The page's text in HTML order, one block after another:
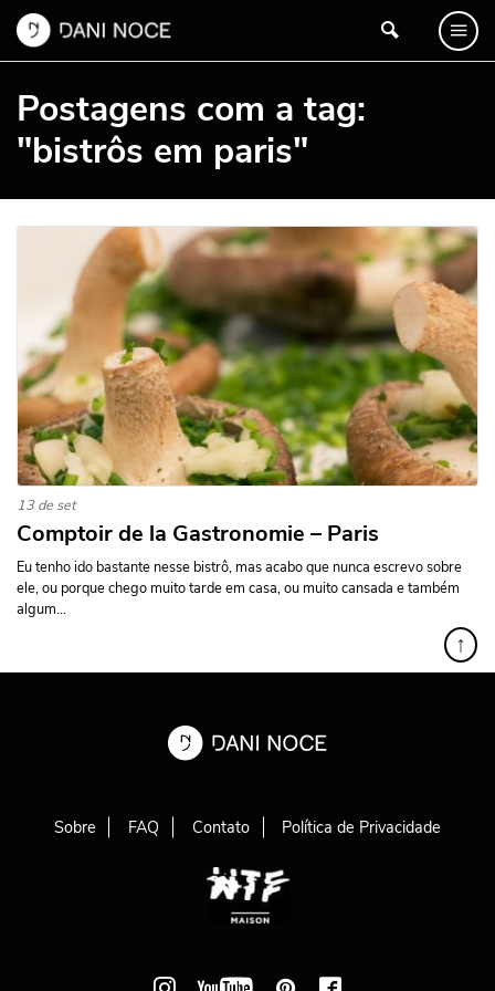
Postagens com a tag:
"bistrôs em paris"
13 de set
Comptoir de la Gastronomie – Paris
Eu tenho ido bastante nesse bistrô, mas acabo que nunca escrevo sobre
ele, ou porque chego muito tarde em casa, ou muito cansada e também
algum...
↑
Sobre FAQ Contato Política de Privacidade